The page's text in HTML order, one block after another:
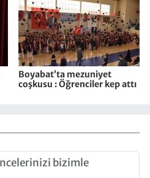
Boyabat’ta mezuniyet
coşkusu : Öğrenciler kep attı